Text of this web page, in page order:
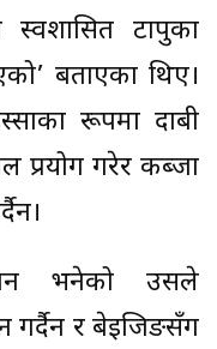
टापुका
बताएका थिए।
रूपमा दाबी
गरेर कब्जा
भनेको उसले
गर्दैन र बेइजिङसँग